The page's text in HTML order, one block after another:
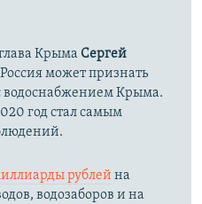
Крыма Сергей
может признать
водоснабжением Крыма.
год стал самым
рублей на
водозаборов и на